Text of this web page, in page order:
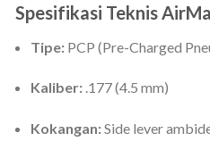
Spesifikasi Teknis
Tipe:PCP (Pre-Charged
Kaliber:.177 (4.5 mm)
Kokangan:Side lever